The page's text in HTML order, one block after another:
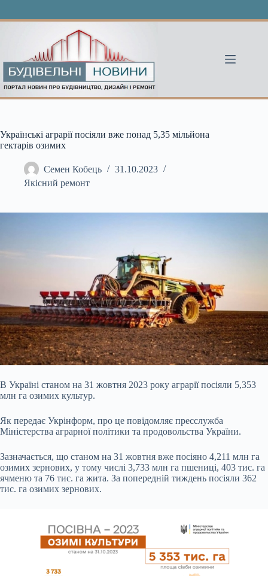
Українські аграрії посіяли вже понад 5,35 мільйона
гектарів озимих
Семен Кобець
31.10.2023
Якісний ремонт
В Україні станом на 31 жовтня 2023 року аграрії посіяли 5,353
млн га озимих культур.
Як передає Укрінформ, про це повідомляє пресслужба
Міністерства аграрної політики та продовольства України.
Зазначається, що станом на 31 жовтня вже посіяно 4,211 млн га
озимих зернових, у тому числі 3,733 млн га пшениці, 403 тис. га
ячменю та 76 тис. га жита. За попередній тиждень посіяли 362
тис. га озимих зернових.